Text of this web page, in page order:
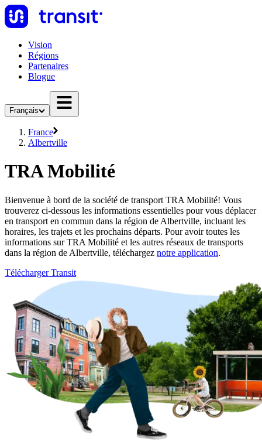
Vision
Régions
Partenaires
Blogue
Français
France
Albertville
TRA Mobilité
Bienvenue à bord de la société de transport TRA Mobilité! Vous
trouverez ci-dessous les informations essentielles pour vous déplacer
en transport en commun dans la région de Albertville, incluant les
horaires, les trajets et les prochains départs. Pour avoir toutes les
informations sur TRA Mobilité et les autres réseaux de transports
dans la région de Albertville, téléchargez notre application.
Télécharger Transit